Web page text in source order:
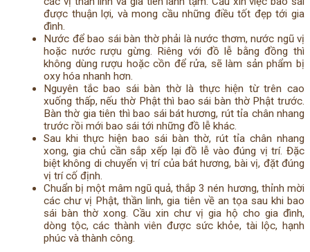
được thuận lợi, và mong cầu những điều tốt đẹp tới gia
đình.
Nước để bao sái bàn thờ phải là nước thơm, nước ngũ vị
hoặc nước rượu gừng. Riêng với đồ lễ bằng đồng thì
không dùng rượu hoặc cồn để rửa, sẽ làm sản phẩm bị
oxy hóa nhanh hơn.
Nguyên tắc bao sái bàn thờ là thực hiện từ trên cao
xuống thấp, nếu thờ Phật thì bao sái bàn thờ Phật trước.
Bàn thờ gia tiên thì bao sái bát hương, rút tỉa chân nhang
trước rồi mới bao sái tới những đồ lễ khác.
Sau khi thực hiện bao sái bàn thờ, rút tỉa chân nhang
xong, gia chủ cần sắp xếp lại đồ lễ vào đúng vị trí. Đặc
biệt không di chuyển vị trí của bát hương, bài vị, đặt đúng
vị trí cố định.
Chuẩn bị một mâm ngũ quả, thắp 3 nén hương, thỉnh mời
các chư vị Phật, thần linh, gia tiên về an tọa sau khi bao
sái bàn thờ xong. Cầu xin chư vị gia hộ cho gia đình,
dòng tộc, các thành viên được sức khỏe, tài lộc, hạnh
phúc và thành công.